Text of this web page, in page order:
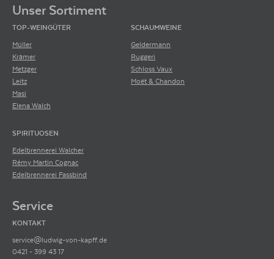
Der Australier ist einer der wichtigsten Weinkritiker und gibt einen
besonders ausführlichen Überblick über australische Weine mit mehr als
135.000 Verkostungsnotizen.
Unser Sortiment
TOP-WEINGÜTER
Müller
Krämer
Metzger
Leitz
Masi
Elena Walch
SCHAUMWEINE
Geldermann
Ruggeri
Schloss Vaux
Moët & Chandon
SPIRITUOSEN
Edelbrennerei Walcher
Rémy Martin Cognac
Edelbrennerei Fassbind
Service
KONTAKT
service@ludwig-von-kapff.de
0421 - 399 43 17